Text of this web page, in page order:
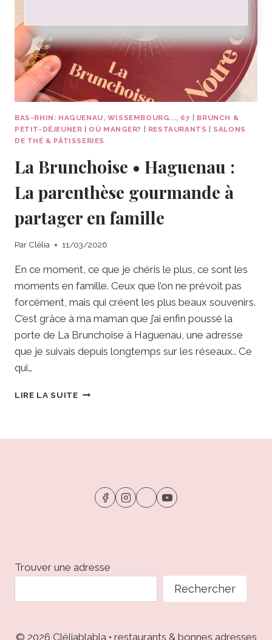
TOUJOURS
GOURMANDE
BAS-RHIN: HAGUENAU, WISSEMBOURG..., 67 | BRUNCH &
PETIT-DÉJEUNER | OÙ MANGER? | RESTAURANTS | SALONS
DE THÉ & PÂTISSERIES
La Brunchoise • Haguenau :
La parenthèse gourmande à
partager en famille
Par Clélia 11/03/2026
En ce moment, ce que je chéris le plus, ce sont les
moments en famille. Ceux que l’on ne prévoit pas
forcément, mais qui créent les plus beaux souvenirs.
C’est grâce à ma maman que j’ai enfin poussé la
porte de La Brunchoise à Haguenau, une adresse
que je suivais depuis longtemps sur les réseaux.. Ce
qui…
LIRE LA SUITELA
PARTAGER
Trouver une adresse
Rechercher
© 2026 Cléliablabla • restaurants & bonnes adresses